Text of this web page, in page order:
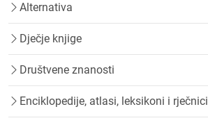
Alternativa
Dječje knjige
Društvene znanosti
Enciklopedije, atlasi, leksikoni i rječnici